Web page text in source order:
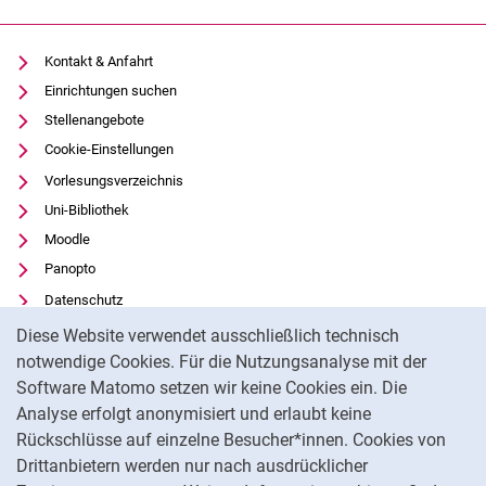
Diese Website verwendet ausschließlich technisch
notwendige Cookies. Für die Nutzungsanalyse mit der
Software Matomo setzen wir keine Cookies ein. Die
Analyse erfolgt anonymisiert und erlaubt keine
Rückschlüsse auf einzelne Besucher*innen. Cookies von
Drittanbietern werden nur nach ausdrücklicher
Alumni
Dr. Jonas Posner
Marco Bungart
Kai Liebel
Nikolas Luke
Jens Breitbart
Michael Lesniak
Bjoern Knafla
Raffaele Biscosi
Christiane Becker
Matthias Hagen
Riyadh Hossain
Beliz Senyüz
Malte Zahn
Kontakt & Anfahrt
Einrichtungen suchen
Stellenangebote
Cookie-Einstellungen
Vorlesungsverzeichnis
Uni-Bibliothek
Moodle
Panopto
Datenschutz
Barrierefreiheit
Transparenter KI-Einsatz
Impressum
Externer Link: Universität Kassel auf
Facebook (öffnet neues Fenster)
Externer Link: Universität Kassel auf
Youtube(öffnet neues Fenster)